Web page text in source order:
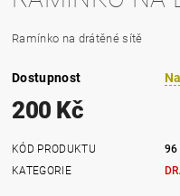
Ramínko na drátěné sítě
Dostupnost
200 Kč
KÓD PRODUKTU
96
KATEGORIE